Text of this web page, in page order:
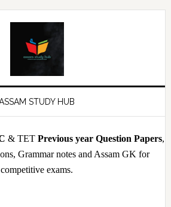
STUDY HUB
& TETPrevious year Question Papers,
Grammar notes and Assam GK for
competitive exams.